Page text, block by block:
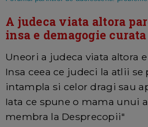
A judeca viata altora
insa e demagogie curata
Uneori a judeca viata altora
Insa ceea ce judeci la atlii se
intampla si celor dragi sau
Iata ce spune o mama unui
membra la Desprecopii"